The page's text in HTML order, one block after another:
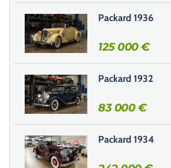
e
c
h
a
m
p
v
i
d
e
.
Packard 1936
125 000€
Packard 1932
83 000€
Packard 1934